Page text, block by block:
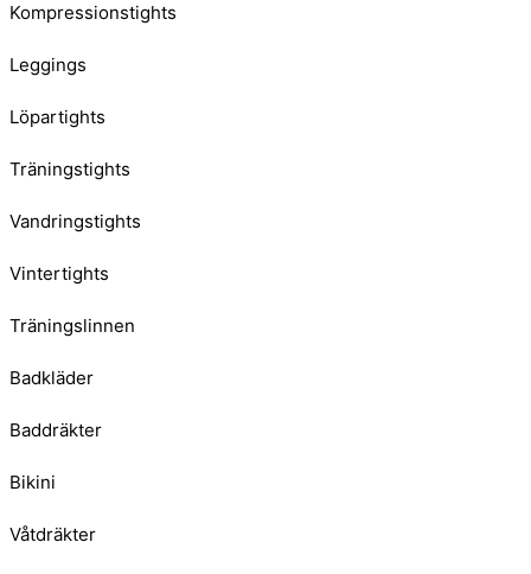
Kompressionstights
Leggings
Löpartights
Träningstights
Vandringstights
Vintertights
Träningslinnen
Badkläder
Baddräkter
Bikini
Våtdräkter